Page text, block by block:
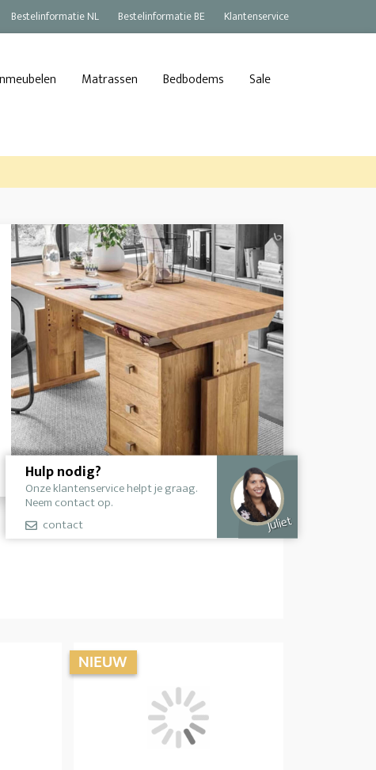
Bestelinformatie NL Bestelinformatie BE Klantenservice
Matrassen Bedbodems Sale
Hulp nodig?
Onze klantenservice helpt je graag.
Neem contact op.
contact
Juliet